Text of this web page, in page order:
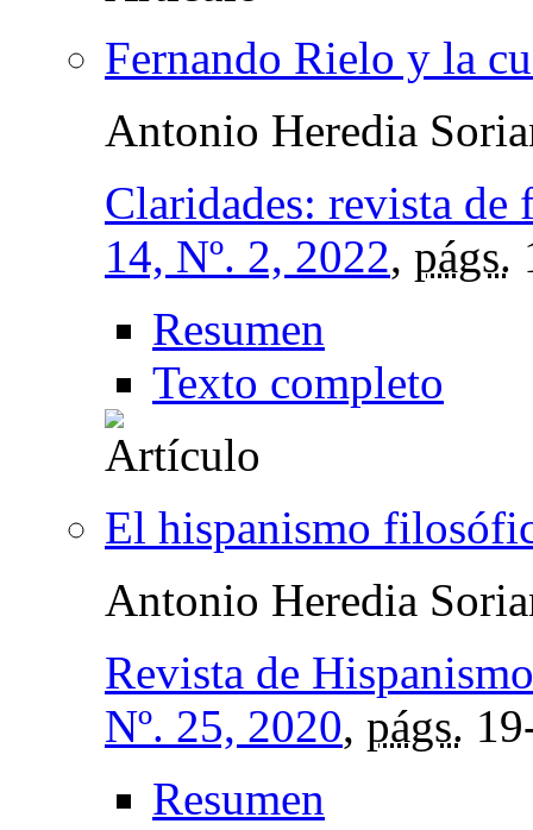
Fernando Rielo y la
Antonio Heredia
Claridades: revista de
14, Nº. 2, 2022, págs.
Resumen
Texto completo
El hispanismo
Antonio Heredia
Revista de
Nº. 25, 2020, págs.
Resumen